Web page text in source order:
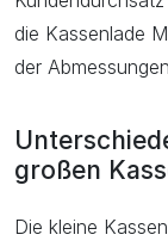
die Kassenlade
der
großen
Die kleine